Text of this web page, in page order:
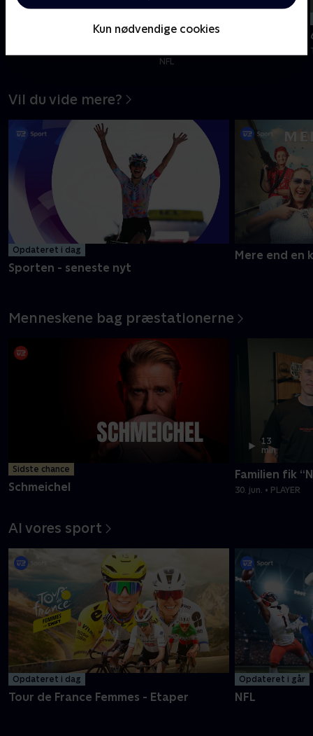
Kun nødvendige cookiesArizona Cardinals-Carolina
NFL
Vil du vide mere?
Opdateret i dag
Sporten - seneste nyt
Mere end en
Menneskene bag præstationerne
Sidste chance
Schmeichel
13
min
Familien fik
30. jun. • PLAYER
Al vores sport
Opdateret i dag
Tour de France Femmes - Etaper
Opdateret i går
NFL